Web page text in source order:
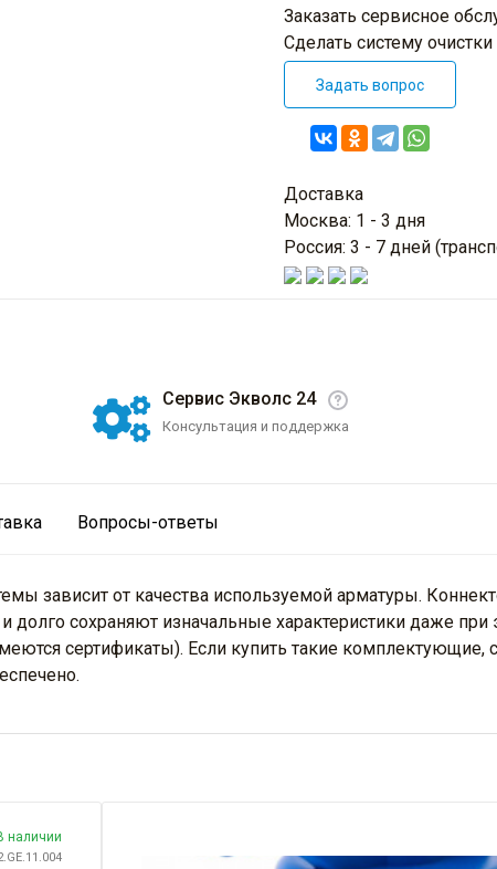
Заказать сервисное
Сделать систему
Задать вопрос
Доставка
Москва: 1 - 3 дня
Россия: 3 - 7 дней
Сервис Экволс 24
Консультация и поддержка
Вопросы-ответы
зависит от качества используемой арматуры.
сохраняют изначальные характеристики даже
сертификаты). Если купить такие комплектующие,
наличии